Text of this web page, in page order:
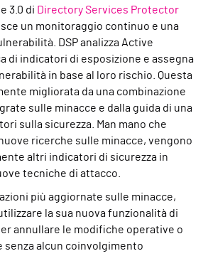
3.0 di Directory Services Protector
un monitoraggio continuo e una
DSP analizza Active
di indicatori di esposizione e assegna
in base al loro rischio. Questa
migliorata da una combinazione
sulle minacce e dalla guida di una
sulla sicurezza. Man mano che
ricerche sulle minacce, vengono
altri indicatori di sicurezza in
tecniche di attacco.
più aggiornate sulle minacce,
la sua nuova funzionalità di
annullare le modifiche operative o
senza alcun coinvolgimento